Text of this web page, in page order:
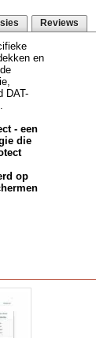
Reviews
en
DAT-
- een
die
op